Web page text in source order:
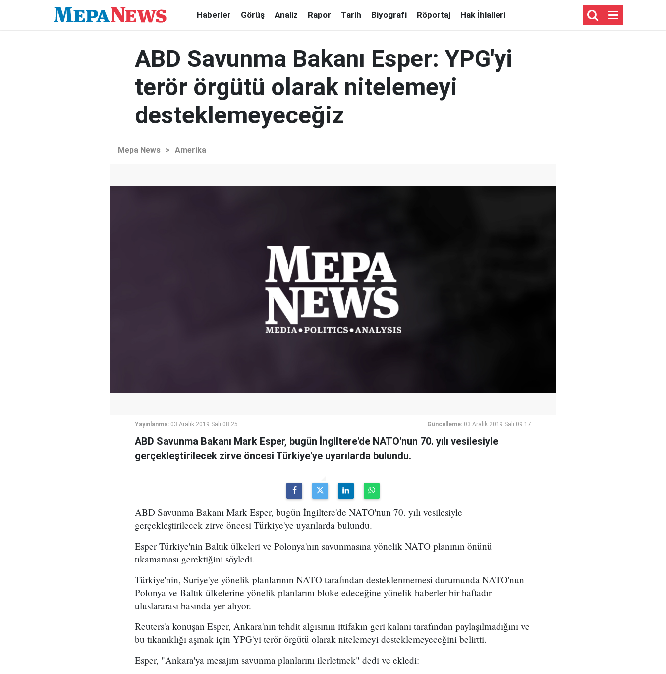
Haberler Görüş Analiz Rapor Tarih Biyografi Röportaj Hak İhlalleri
ABD Savunma Bakanı Esper: YPG'yi
terör örgütü olarak nitelemeyi
desteklemeyeceğiz
Mepa News > Amerika
Yayınlanma: 03 Aralık 2019 Salı 08:25 Güncelleme: 03 Aralık 2019 Salı 09:17
ABD Savunma Bakanı Mark Esper, bugün İngiltere'de NATO'nun 70. yılı vesilesiyle
gerçekleştirilecek zirve öncesi Türkiye'ye uyarılarda bulundu.
ABD Savunma Bakanı Mark Esper, bugün İngiltere'de NATO'nun 70. yılı vesilesiyle
gerçekleştirilecek zirve öncesi Türkiye'ye uyarılarda bulundu.
Esper Türkiye'nin Baltık ülkeleri ve Polonya'nın savunmasına yönelik NATO planının önünü
tıkamaması gerektiğini söyledi.
Türkiye'nin, Suriye'ye yönelik planlarının NATO tarafından desteklenmemesi durumunda NATO'nun
Polonya ve Baltık ülkelerine yönelik planlarını bloke edeceğine yönelik haberler bir haftadır
uluslararası basında yer alıyor.
Reuters'a konuşan Esper, Ankara'nın tehdit algısının ittifakın geri kalanı tarafından paylaşılmadığını ve
bu tıkanıklığı aşmak için YPG'yi terör örgütü olarak nitelemeyi desteklemeyeceğini belirtti.
Esper, "Ankara'ya mesajım savunma planlarını ilerletmek" dedi ve ekledi: